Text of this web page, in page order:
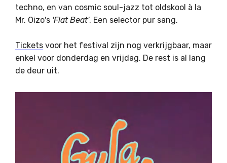
techno, en van cosmic soul-jazz tot oldskool à la
Mr. Oizo's 'Flat Beat'. Een selector pur sang.
Tickets voor het festival zijn nog verkrijgbaar, maar
enkel voor donderdag en vrijdag. De rest is al lang
de deur uit.